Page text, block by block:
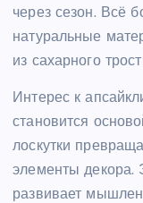
через сезон. Всё
натуральные
из сахарного
Интерес к
становится
лоскутки
элементы декора.
развивает